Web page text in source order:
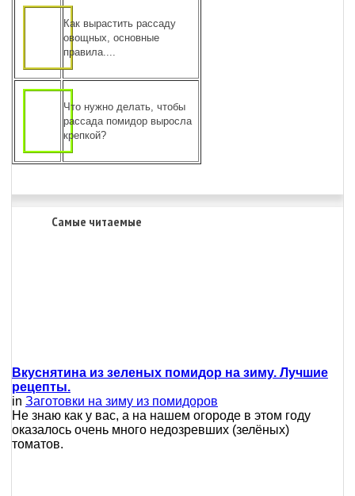
Как вырастить рассаду
овощных, основные
правила....
Что нужно делать, чтобы
рассада помидор выросла
крепкой?
Самые читаемые
Вкуснятина из зеленых помидор на зиму. Лучшие
рецепты.
in Заготовки на зиму из помидоров
Не знаю как у вас, а на нашем огороде в этом году
оказалось очень много недозревших (зелёных)
томатов.